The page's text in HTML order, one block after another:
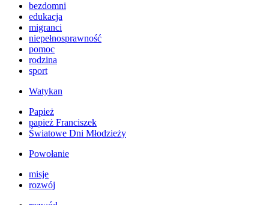
bezdomni
edukacja
migranci
niepełnosprawność
pomoc
rodzina
sport
Watykan
Papież
papież Franciszek
Światowe Dni Młodzieży
Powołanie
misje
rozwój